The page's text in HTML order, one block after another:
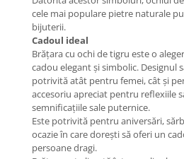
cele mai populare pietre naturale
bijuterii.
Cadoul ideal
Brățara cu ochi de tigru este o
cadou elegant și simbolic. Designul
potrivită atât pentru femei, cât și
accesoriu apreciat pentru reflexiile
semnificațiile sale puternice.
Este potrivită pentru aniversări,
ocazie în care dorești să oferi un
persoane dragi.